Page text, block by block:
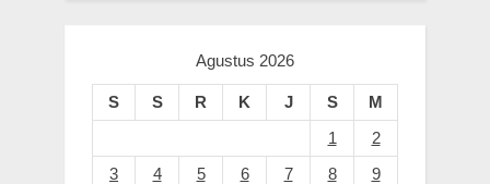
Agustus 2026
S S R K J S
M
1
2
3
4 5 6 7 8
9